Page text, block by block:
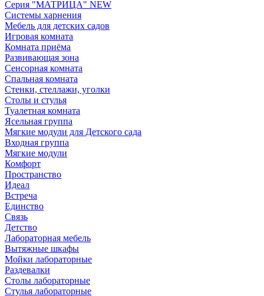
Серия "МАТРИЦА" NEW
Системы харнения
Мебель для детских садов
Игровая комната
Комната приёма
Развивающая зона
Сенсорная комната
Спальная комната
Стенки, стеллажи, уголки
Столы и стулья
Туалетная комната
Ясельная группа
Мягкие модули для Детского сада
Входная группа
Мягкие модули
Комфорт
Пространство
Идеал
Встреча
Единство
Связь
Детство
Лабораторная мебель
Вытяжные шкафы
Мойки лабораторные
Раздевалки
Столы лабораторные
Стулья лабораторные